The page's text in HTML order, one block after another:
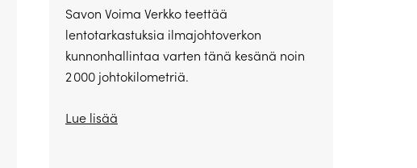
Savon Voima Verkko teettää
lentotarkastuksia ilmajohtoverkon
kunnonhallintaa varten tänä kesänä noin
2 000 johtokilometriä.
Lue lisää